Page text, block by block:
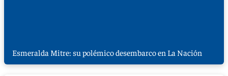
Esmeralda Mitre: su polémico desembarco en La Nación